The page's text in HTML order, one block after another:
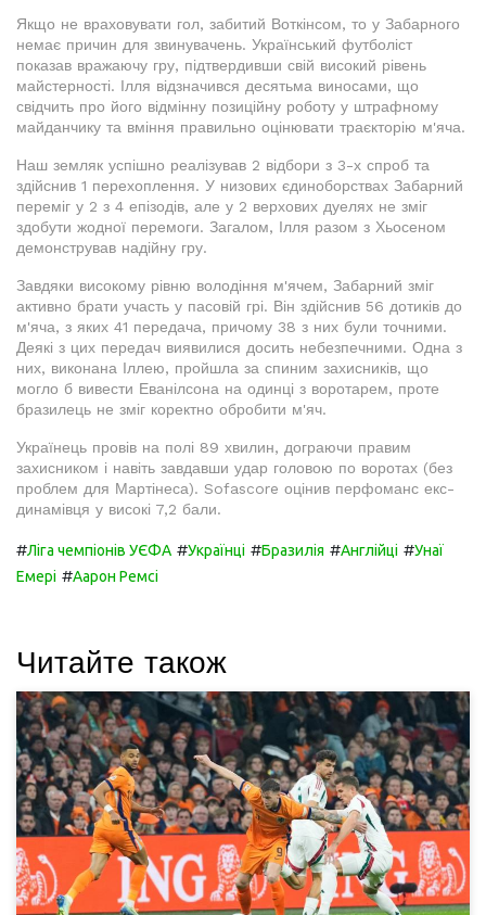
Якщо не враховувати гол, забитий Воткінсом, то у Забарного
немає причин для звинувачень. Український футболіст
показав вражаючу гру, підтвердивши свій високий рівень
майстерності. Ілля відзначився десятьма виносами, що
свідчить про його відмінну позиційну роботу у штрафному
майданчику та вміння правильно оцінювати траєкторію м'яча.
Наш земляк успішно реалізував 2 відбори з 3-х спроб та
здійснив 1 перехоплення. У низових єдиноборствах Забарний
переміг у 2 з 4 епізодів, але у 2 верхових дуелях не зміг
здобути жодної перемоги. Загалом, Ілля разом з Хьосеном
демонстрував надійну гру.
Завдяки високому рівню володіння м'ячем, Забарний зміг
активно брати участь у пасовій грі. Він здійснив 56 дотиків до
м'яча, з яких 41 передача, причому 38 з них були точними.
Деякі з цих передач виявилися досить небезпечними. Одна з
них, виконана Іллею, пройшла за спиним захисників, що
могло б вивести Еванілсона на одинці з воротарем, проте
бразилець не зміг коректно обробити м'яч.
Українець провів на полі 89 хвилин, дограючи правим
захисником і навіть завдавши удар головою по воротах (без
проблем для Мартінеса). Sofascore оцінив перфоманс екс-
динамівця у високі 7,2 бали.
#Ліга чемпіонів УЄФА #Українці #Бразилія #Англійці #Унаї
Емері #Аарон Ремсі
Читайте також